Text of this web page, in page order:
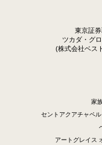
東京証
ツカダ・グ
(株式会社ベス
家
セントアクアチャペル
アートグレイス